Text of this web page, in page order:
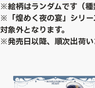
※絵柄はランダムです（種
※「煌めく夜の宴」シリ
対象外となります。
※発売日以降、順次出荷い